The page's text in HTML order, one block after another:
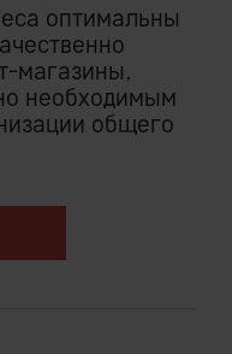
оптимальны
магазины,
необходимым
общего